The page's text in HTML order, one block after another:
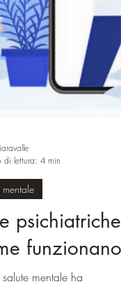
di lettura: 4 min
psichiatriche
funzionano